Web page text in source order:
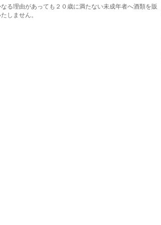
る理由があっても２０歳に満たない未成年者へ酒類を販
しません。